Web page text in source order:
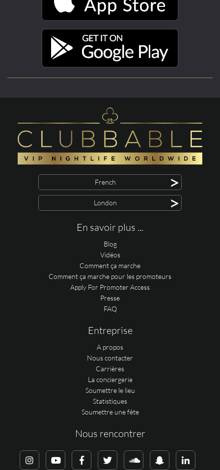
French >
London >
En savoir plus ...
Blog
Vidéos
Comment ça marche
Comment ça marche pour les promoteurs
Apply For Promoter Access
Presse
FAQ
Entreprise
A propos
Nous contacter
Carrières
La conciergerie
Soumettre le lieu
Statistiques
Soumettre une fête
Nous rencontrer